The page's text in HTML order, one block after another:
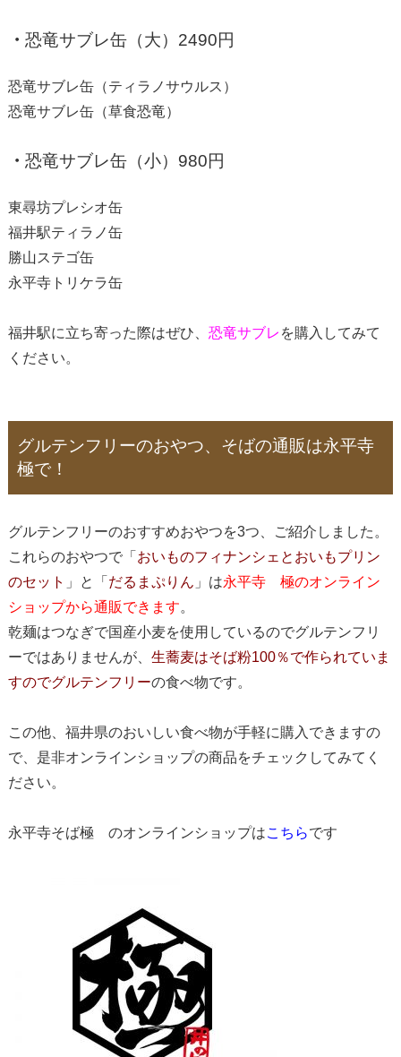
・ 恐竜サブレ缶（大）2490円
恐竜サブレ缶（ティラノサウルス）
恐竜サブレ缶（草食恐竜）
・ 恐竜サブレ缶（小）980円
東尋坊プレシオ缶
福井駅ティラノ缶
勝山ステゴ缶
永平寺トリケラ缶
福井駅に立ち寄った際はぜひ、 恐竜サブレ を購入してみて
ください。
グルテンフリーのおやつ、そばの通販は永平寺
極で！
グルテンフリーのおすすめおやつを3つ、ご紹介しました。
これらのおやつで「 おいものフィナンシェとおいもプリン
のセット 」と「 だるまぷりん 」は永平寺 極のオンライン
ショップから通販できます。
乾麺はつなぎで国産小麦を使用しているのでグルテンフリ
ーではありませんが、 生蕎麦はそば粉100％で作られていま
すのでグルテンフリーの食べ物です。
この他、福井県のおいしい食べ物が手軽に購入できますの
で、是非オンラインショップの商品をチェックしてみてく
ださい。
永平寺そば極 のオンラインショップはこちらです